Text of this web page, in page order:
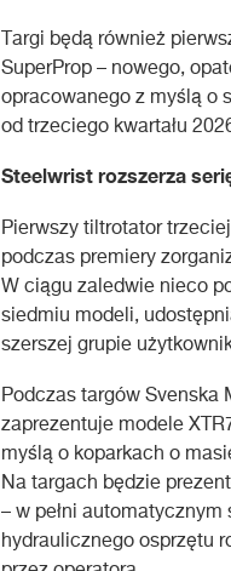
Targi będą również
SuperProp – nowego,
opracowanego z myślą o
od trzeciego kwartału
Steelwrist rozszerza
Pierwszy tiltrotator
podczas premiery
W ciągu zaledwie nieco
siedmiu modeli,
szerszej grupie
Podczas targów Svenska
zaprezentuje modele
myślą o koparkach o
Na targach będzie
– w pełni
hydraulicznego osprzętu